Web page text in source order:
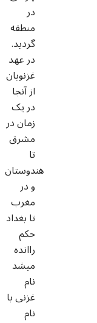
در
منطقه
گردید.
در عهد
غزنویان
از آنجا
در یک
زمان در
مشرق
تا
هندوستان
و در
مغرب
تا بغداد
حکم
راانده
میشد
نام
غزنی با
نام